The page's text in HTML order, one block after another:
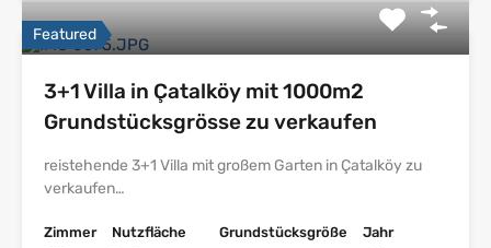
Featured
3+1 Villa in Çatalköy mit 1000m2
Grundstücksgrösse zu verkaufen
reistehende 3+1 Villa mit großem Garten in Çatalköy zu
verkaufen…
Zimmer
Nutzfläche
Grundstücksgröße
Jahr